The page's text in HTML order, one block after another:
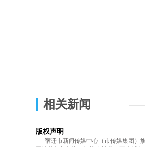
相关新闻
版权声明
宿迁市新闻传媒中心（市传媒集团）